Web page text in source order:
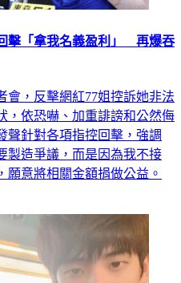
擊「拿我名義盈利」 再爆吞
會，反擊網紅77姐控訴她非法
，依恐嚇、加重誹謗和公然侮
聲針對各項指控回擊，強調
製造爭議，而是因為我不接
願意將相關金額捐做公益。